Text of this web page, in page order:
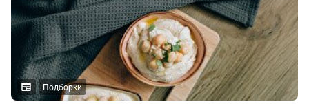
Подборки